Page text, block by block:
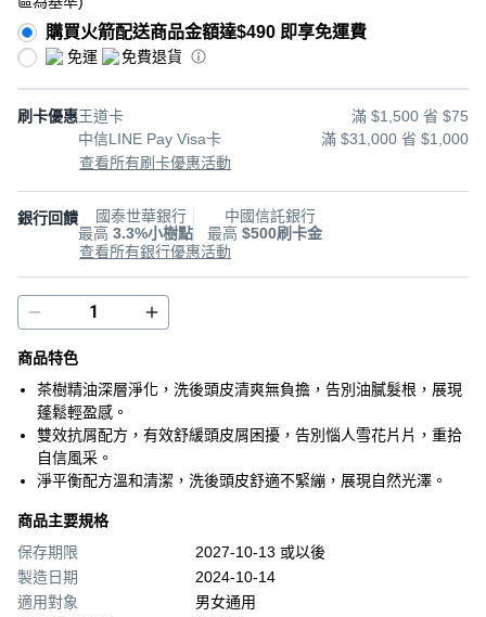
購買火箭配送商品金額達$490 即享免運費
免運 免費退貨
刷卡優惠王道卡
滿 $1,500 省 $75
中信LINE Pay Visa卡
滿 $31,000 省 $1,000
查看所有刷卡優惠活動
銀行回饋
國泰世華銀行
最高 3.3%小樹點
中國信託銀行
最高 $500刷卡金
查看所有銀行優惠活動
商品特色
茶樹精油深層淨化，洗後頭皮清爽無負擔，告別油膩髮根，展現
蓬鬆輕盈感。
雙效抗屑配方，有效舒緩頭皮屑困擾，告別惱人雪花片片，重拾
自信風采。
淨平衡配方溫和清潔，洗後頭皮舒適不緊繃，展現自然光澤。
商品主要規格
保存期限
2027-10-13 或以後
製造日期
2024-10-14
適用對象
男女通用